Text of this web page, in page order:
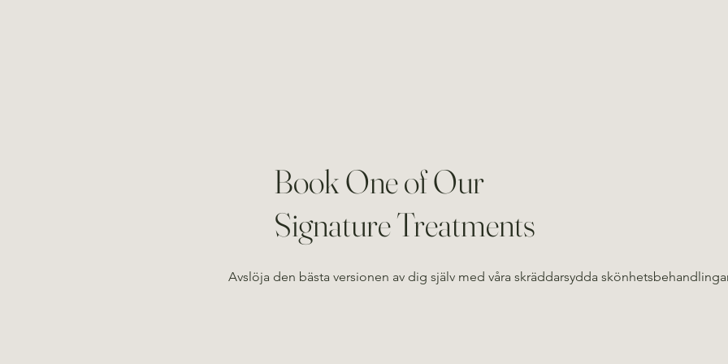
Book One of Our
Signature Treatments
Avslöja den bästa versionen av dig själv med våra skräddarsydda